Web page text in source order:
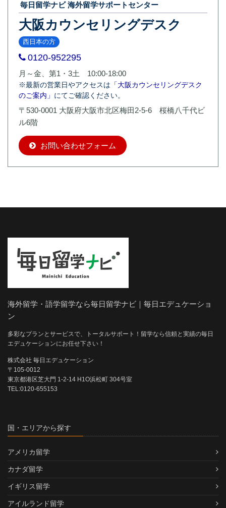
毎日留学ナビ 海外留学サポートセンター
大阪カウンセリングデスク
西日本の方
0120-952295
月～金、第1・3土 10:00-18:00
※最新の営業日やアクセスは 「大阪カウンセリングデスク
のご案内」 にてご確認ください。
〒530-0001 大阪府大阪市北区梅田2-5-6 桜橋八千代ビ
ル6階
お問い合わせフォーム
海外留学・語学留学なら毎日留学ナビ｜毎日エデュケーショ
ン
多彩なプランとサービスで、トータルサポート！留学なら信頼と実績の毎日
エデュケーションにお任せ下さい！
株式会社 毎日エデュケーション
〒105-0012
東京都港区芝大門 1-2-14 H1O浜松町 304号室
TEL:0120-655153
国・エリアから探す
アメリカ留学
カナダ留学
イギリス留学
アイルランド留学